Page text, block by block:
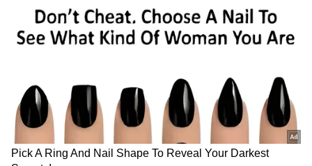
ಆದಾಗ್ಯೂ, ಈ ಅಪ್ಲಿಕೇಶನ್ ಹಲವಾರು ದೋಷಗಳು ಮತ್ತು
ಪಾವತಿ ಸಮಸ್ಯೆಗಳನ್ನು ಹೊಂದಿದೆ. ಕಾಯ್ದಿರಿಸಿದ ಮತ್ತು
ವೇದಿಕೆ ಎಂದು ಪರಿಗಣಿಸಲಾಗಿದೆ.
ಆದರೆ ಕಾಯ್ದಿರಿಸಿದ ಮತ್ತು ಕಾಯ್ದಿರಿಸದ ಟಿಕೆಟ್‌ಗಳ ಬಗ್ಗೆ
ಎಲ್ಲಾ ಮಾಹಿತಿಯನ್ನು ಒಂದೇ ಸ್ಥಳದಲ್ಲಿ ಒದಗಿಸುವ